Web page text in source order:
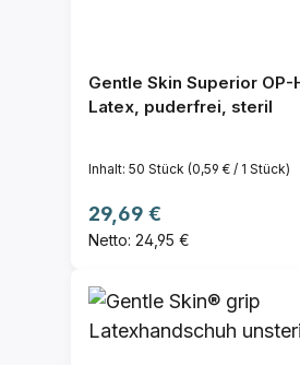
Gentle Skin Superior OP-
Latex, puderfrei, steril
Inhalt: 50 Stück (0,59 € / 1 Stück)
Regulärer Preis:
29,69 €
Netto: 24,95 €